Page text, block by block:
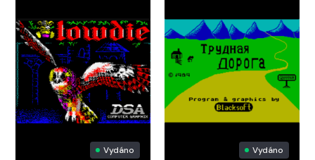
Vydáno Vydáno